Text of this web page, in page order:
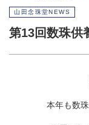
山田念珠堂NEWS
第13回数珠
本年も数